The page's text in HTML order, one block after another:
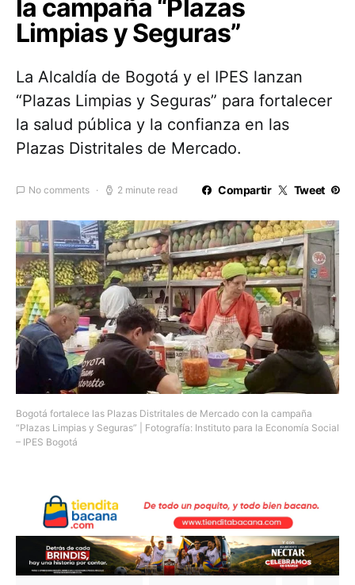
la campaña “Plazas
Limpias y Seguras”
La Alcaldía de Bogotá y el IPES lanzan
“Plazas Limpias y Seguras” para fortalecer
la salud pública y la confianza en las
Plazas Distritales de Mercado.
No comments 2 minute read Compartir Tweet
Bogotá fortalece las Plazas Distritales de Mercado con la campaña
“Plazas Limpias y Seguras” | Fotografía: Instituto para la Economía Social
– IPES Bogotá